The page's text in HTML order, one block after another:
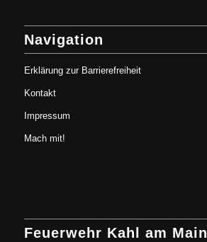
Navigation
Erklärung zur Barrierefreiheit
Kontakt
Impressum
Mach mit!
Feuerwehr Kahl am Main